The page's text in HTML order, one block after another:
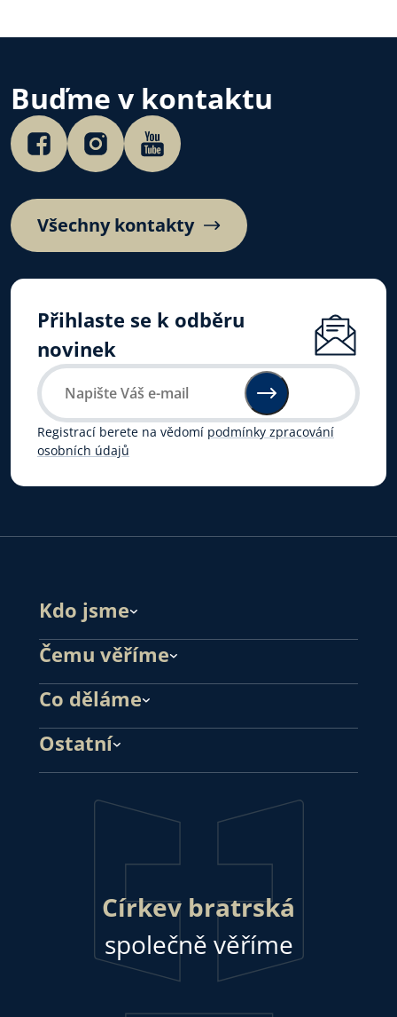
Buďme v kontaktu
Všechny kontakty
Přihlaste se k odběru
novinek
Registrací berete na vědomí podmínky zpracování
osobních údajů
Kdo jsme
Čemu věříme
Co děláme
Ostatní
Církev bratrská
společně věříme